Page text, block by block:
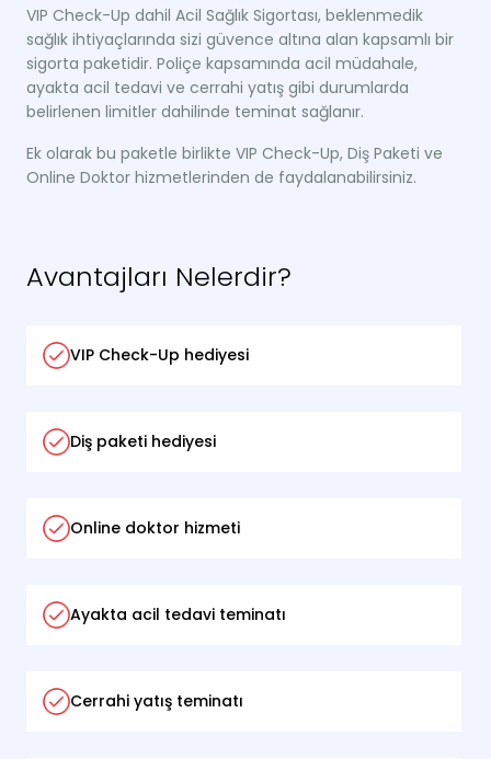
VIP Check-Up dahil Acil Sağlık Sigortası, beklenmedik
sağlık ihtiyaçlarında sizi güvence altına alan kapsamlı bir
sigorta paketidir. Poliçe kapsamında acil müdahale,
ayakta acil tedavi ve cerrahi yatış gibi durumlarda
belirlenen limitler dahilinde teminat sağlanır.
Ek olarak bu paketle birlikte VIP Check-Up, Diş Paketi ve
Online Doktor hizmetlerinden de faydalanabilirsiniz.
Avantajları Nelerdir?
VIP Check-Up hediyesi
Diş paketi hediyesi
Online doktor hizmeti
Ayakta acil tedavi teminatı
Cerrahi yatış teminatı